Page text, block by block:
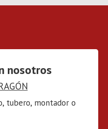
nosotros
tubero, montador o